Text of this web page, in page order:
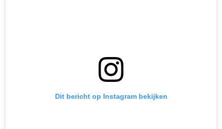
Dit bericht op Instagram bekijken